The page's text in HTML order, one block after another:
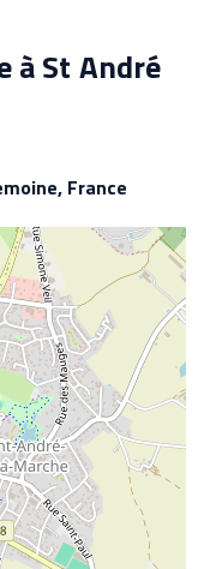
à St André
France